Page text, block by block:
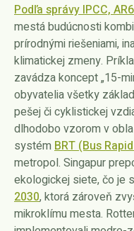
Podľa správy IPCC,
mestá budúcnosti
prírodnými riešeniami,
klimatickej zmeny.
zavádza koncept „15-
obyvatelia všetky
pešej či cyklistickej
dlhodobo vzorom v
systém BRT (Bus
metropol. Singapur
ekologickej siete, čo je
2030, ktorá zároveň
mikroklímu mesta.